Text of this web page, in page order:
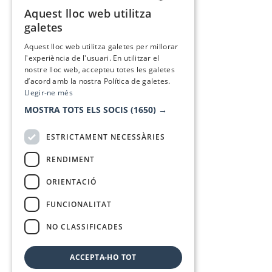
Aquest lloc web utilitza
galetes
Aquest lloc web utilitza galetes per millorar
l'experiència de l'usuari. En utilitzar el
nostre lloc web, accepteu totes les galetes
d’acord amb la nostra Política de galetes.
Llegir-ne més
MOSTRA TOTS ELS SOCIS (1650) →
ESTRICTAMENT NECESSÀRIES
RENDIMENT
ORIENTACIÓ
FUNCIONALITAT
NO CLASSIFICADES
ACCEPTA-HO TOT